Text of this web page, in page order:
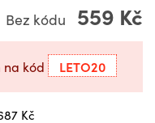
Bez kódu 559 Kč
na kód LETO20
Kč